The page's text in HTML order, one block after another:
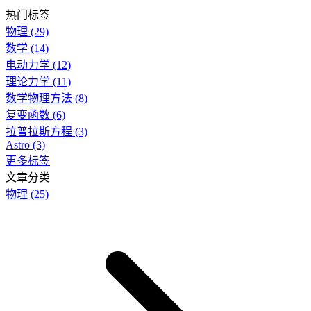
热门标签
物理 (29)
数学 (14)
电动力学 (12)
理论力学 (11)
数学物理方法 (8)
复变函数 (6)
拉普拉斯方程 (3)
Astro (3)
更多标签
文章分类
物理 (25)